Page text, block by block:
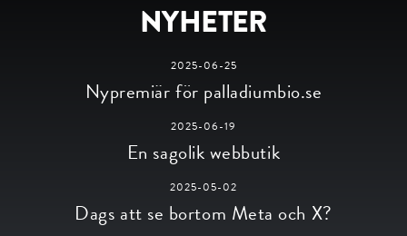
NYHETER
2025-06-25
Nypremiär för palladiumbio.se
2025-06-19
En sagolik webbutik
2025-05-02
Dags att se bortom Meta och X?